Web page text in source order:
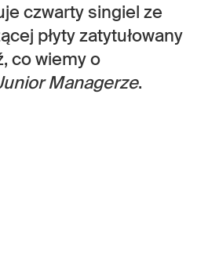
czwarty singiel ze
płyty zatytułowany
co wiemy o
Managerze.